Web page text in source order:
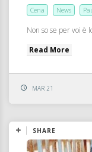
Cena News
Non so se per voi è
Read More
MAR 21
SHARE